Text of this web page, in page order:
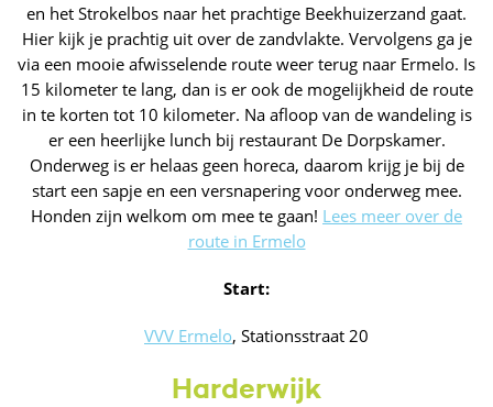
en het Strokelbos naar het prachtige Beekhuizerzand gaat.
Hier kijk je prachtig uit over de zandvlakte. Vervolgens ga je
via een mooie afwisselende route weer terug naar Ermelo. Is
15 kilometer te lang, dan is er ook de mogelijkheid de route
in te korten tot 10 kilometer. Na afloop van de wandeling is
er een heerlijke lunch bij restaurant De Dorpskamer.
Onderweg is er helaas geen horeca, daarom krijg je bij de
start een sapje en een versnapering voor onderweg mee.
Honden zijn welkom om mee te gaan! Lees meer over de
route in Ermelo
Start:
VVV Ermelo, Stationsstraat 20
Harderwijk